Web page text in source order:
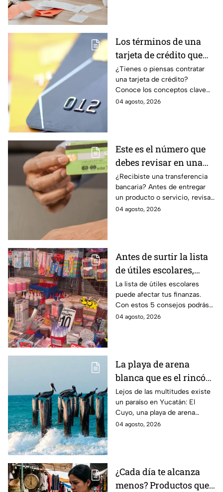
Los términos de una
tarjeta de crédito que
debes entender para
evitar deudas
¿Tienes o piensas contratar
una tarjeta de crédito?
Conoce los conceptos clave
como CAT, fecha de corte,
04 agosto, 2026
Este es el número que
debes revisar en una
transferencia bancaria
para evitar fraudes
¿Recibiste una transferencia
bancaria? Antes de entregar
un producto o servicio, revisa
este número clave para
04 agosto, 2026
Antes de surtir la lista
de útiles escolares,
sigue estos 5 consejos
que pueden ahorrar
miles de pesos
La lista de útiles escolares
puede afectar tus finanzas.
Con estos 5 consejos podrás
organizar tus compras, ahorrar
04 agosto, 2026
La playa de arena
blanca que es el rincón
escondido en la Costa
Esmeralda de Yucatán
y es ideal para las
vacaciones de verano
Lejos de las multitudes existe
un paraíso en Yucatán: El
Cuyo, una playa de arena
blanca en la Costa Esmeralda
04 agosto, 2026
¿Cada día te alcanza
menos? Productos que